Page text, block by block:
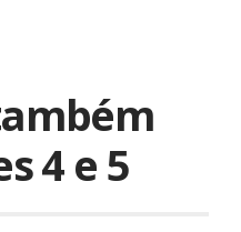
4 e 5